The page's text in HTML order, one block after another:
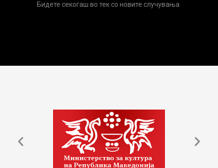
Бидете секогаш во тек со новите случувања